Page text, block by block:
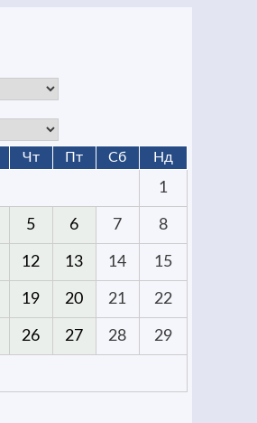
Чт Пт Сб Нд
1
5 6 7 8
12 13 14 15
19 20 21 22
26 27 28 29